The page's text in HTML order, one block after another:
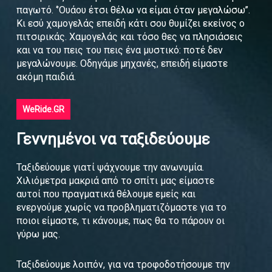
παγωτό. ‘’Ουάου έτσι θέλω να είμαι όταν μεγαλώσω’’.
Κι εσύ χαμογελάς επειδή κάτι σου θυμίζει εκείνος ο
πιτσιρικάς. Χαμογελάς και τόσο θες να πλησιάσεις
και να του πεις του πεις ένα μυστικό: ποτέ δεν
μεγαλώνουμε. Οδηγάμε μηχανές, επειδή είμαστε
ακόμη παιδιά.
WeRide.GR
Γεννημένοι να ταξιδεύουμε
Ταξιδεύουμε γιατί ψάχνουμε την ανωνυμία.
Χιλιόμετρα μακριά από το σπίτι μας είμαστε
αυτοί που πραγματικά θέλουμε εμείς και
ενεργούμε χωρίς να προβληματιζόμαστε για το
ποιοι είμαστε, τι κάνουμε, πως θα το πάρουν οι
γύρω μας.
Ταξιδεύουμε λοιπόν, για να τροφοδοτήσουμε την